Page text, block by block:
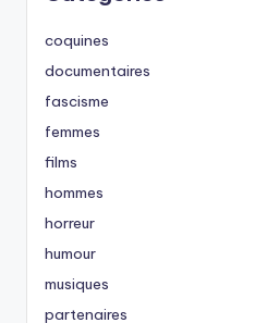
coquines
documentaires
fascisme
femmes
films
hommes
horreur
humour
musiques
partenaires